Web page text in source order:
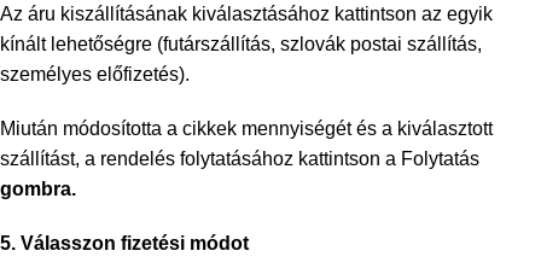
Az áru kiszállításának kiválasztásához kattintson az egyik
kínált lehetőségre (futárszállítás, szlovák postai szállítás,
személyes előfizetés).
Miután módosította a cikkek mennyiségét és a kiválasztott
szállítást, a rendelés folytatásához kattintson a Folytatás
gombra.
5. Válasszon fizetési módot